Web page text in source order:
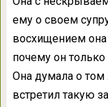
ему о своем
восхищением
почему он только
Она думала о том
встретил такую